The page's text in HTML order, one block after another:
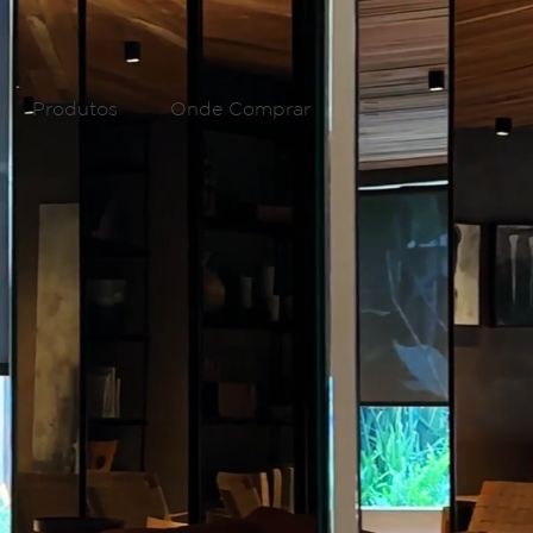
Produtos Onde Comprar ☰